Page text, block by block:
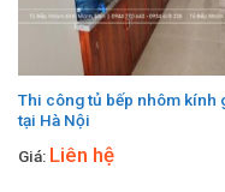
Thi công tủ bếp nhôm kính
tại Hà Nội
Giá: Liên hệ